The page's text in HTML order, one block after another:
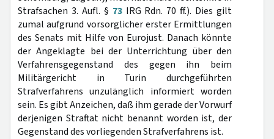
Strafsachen 3. Aufl. § 73IRG Rdn. 70 ff.). Dies gilt
zumal aufgrund vorsorglicher erster Ermittlungen
des Senats mit Hilfe von Eurojust. Danach könnte
der Angeklagte bei der Unterrichtung über den
Verfahrensgegenstand des gegen ihn beim
Militärgericht in Turin durchgeführten
Strafverfahrens unzulänglich informiert worden
sein. Es gibt Anzeichen, daß ihm gerade der Vorwurf
derjenigen Straftat nicht benannt worden ist, der
Gegenstand des vorliegenden Strafverfahrens ist.